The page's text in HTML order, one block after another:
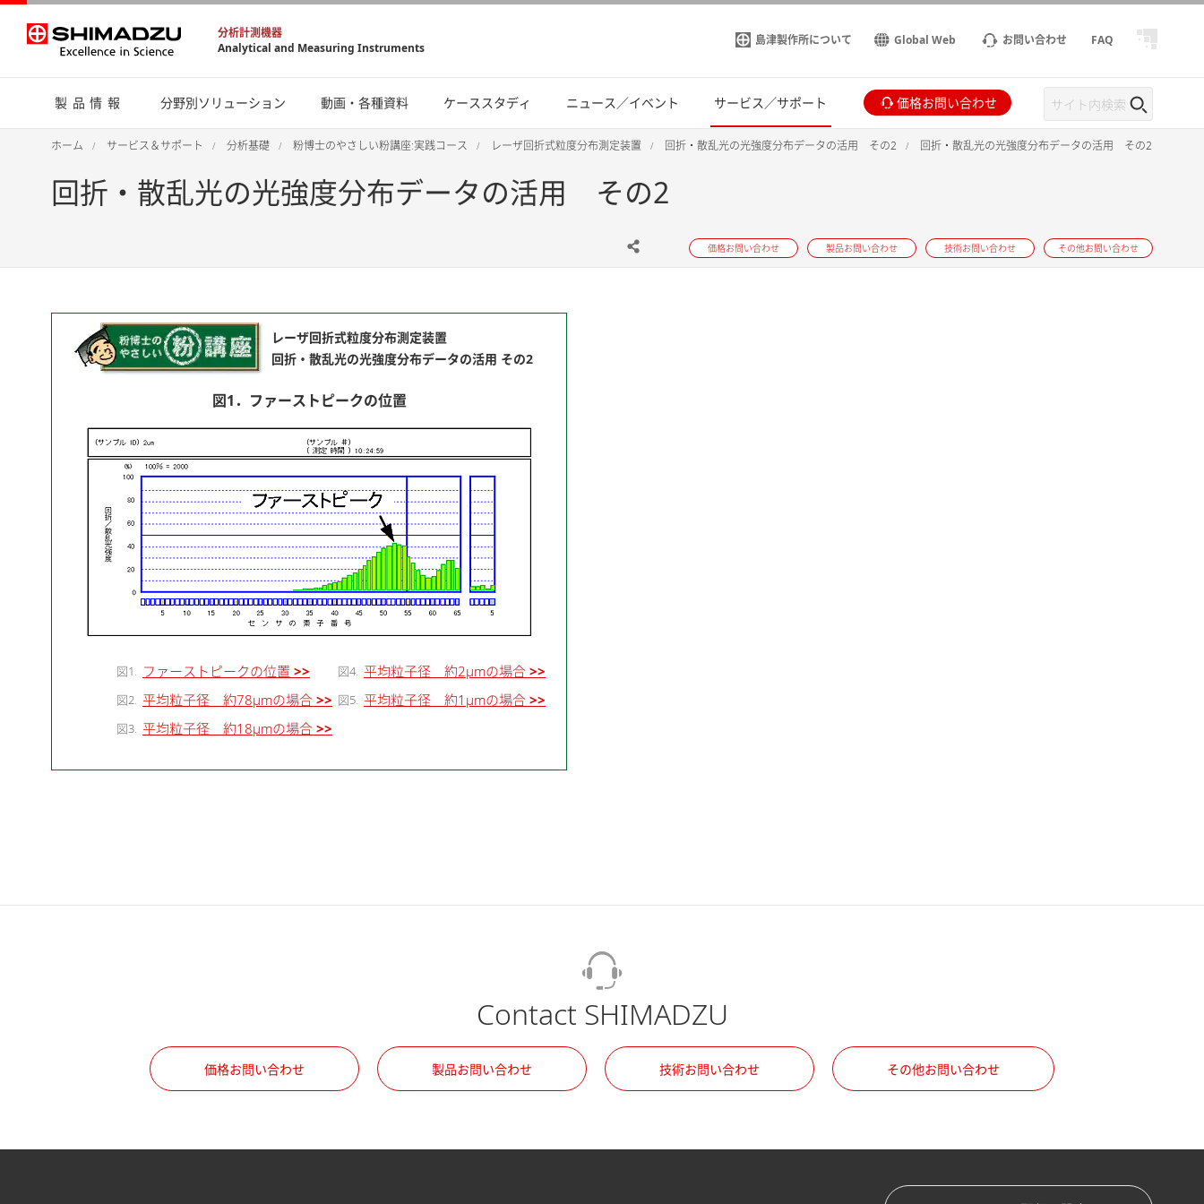
分析計測機器
Analytical and Measuring Instruments
島津製作所について Global Web お問い合わせ FAQ
製品情報 分野別ソリューション 動画・各種資料 ケーススタディ ニュース／イベント サービス／サポート 価格お問い合わせ
ホーム サービス＆サポート 分析基礎 粉博士のやさしい粉講座:実践コース レーザ回折式粒度分布測定装置 回折・散乱光の光強度分布データの活用 その2 回折・散乱光の光強度分布データの活用 その2
回折・散乱光の光強度分布データの活用 その2
価格お問い合わせ 製品お問い合わせ 技術お問い合わせ その他お問い合わせ
レーザ回折式粒度分布測定装置
回折・散乱光の光強度分布データの活用 その2
図1．ファーストピークの位置
図1. ファーストピークの位置 >> 図4. 平均粒子径 約2μmの場合 >>
図2. 平均粒子径 約78μmの場合 >> 図5. 平均粒子径 約1μmの場合 >>
図3. 平均粒子径 約18μmの場合 >>
Contact SHIMADZU
価格お問い合わせ 製品お問い合わせ 技術お問い合わせ その他お問い合わせ